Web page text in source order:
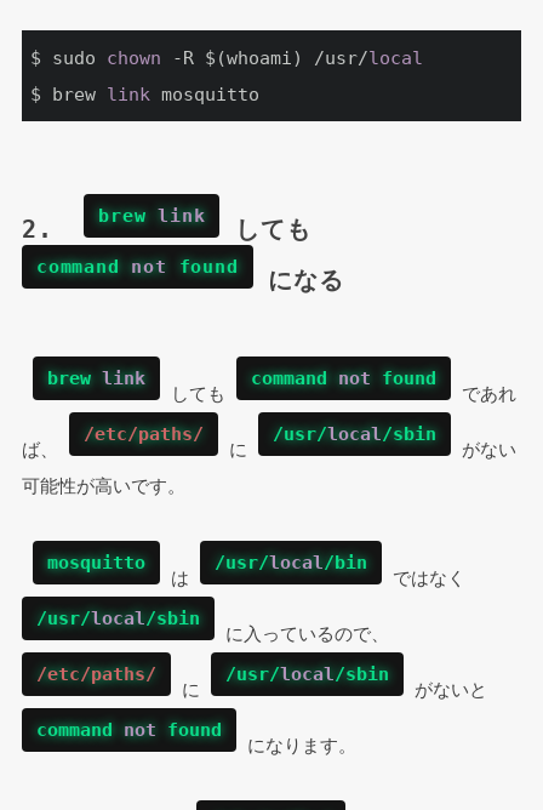
$ sudo chown -R $(whoami) /usr/local
$ brew link mosquitto
2. brew link しても
command not found になる
brew link
しても
command not found
であれ
ば、
/etc/paths/
に
/usr/local/sbin
がない
可能性が高いです。
mosquitto
は
/usr/local/bin
ではなく
/usr/local/sbin
に入っているので、
/etc/paths/
に
/usr/local/sbin
がないと
command not found
になります。